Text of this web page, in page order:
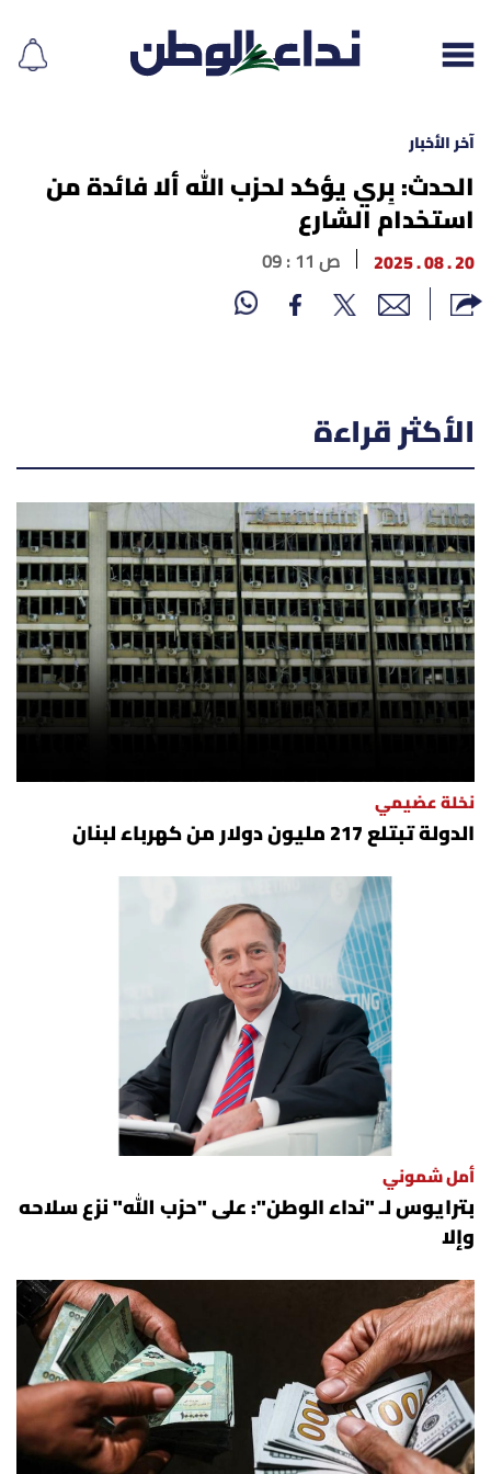
إقرأ الجريدة
لبنان
الغلاف
محليات
أسرار
متفرقات
نداء القرّاء
خاص الموقع
تحت المجهر
اقتصاد
العالم
الصحافة الإسرائيلية
ثقافة وفنون
فصل من كتاب
اقرأ تضحك
كاميرا
سجالات
صحّة وصحن
آخر الأخبار
الحدث: بِري يؤكد لحزب الله ألا فائدة من
استخدام الشارع
20 . 08 . 2025 09 : 11 ص
الأكثر قراءة
نخلة عضيمي
الدولة تبتلع 217 مليون دولار من كهرباء لبنان
أمل شموني
بترايوس لـ "نداء الوطن": على "حزب الله" نزع سلاحه
وإلا